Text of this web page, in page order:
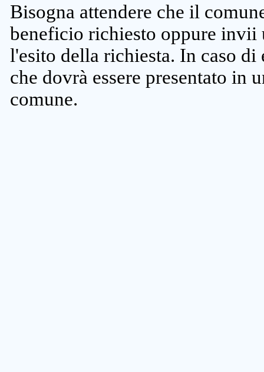
Bisogna attendere che il
beneficio richiesto oppure invii
l'esito della richiesta. In caso
che dovrà essere presentato in
comune.